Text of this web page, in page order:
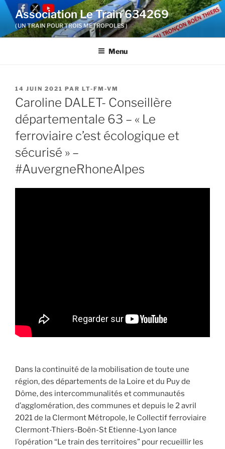
Aller
contenu
Association Le Train 634269
( UN TRAIN POUR TROIS METROPOLES )
Menu
PUBLIÉ
LE
14 JUIN 2021 PAR LT-FM-VM
Caroline DALET- Conseillère
départementale 63 – « Le
ferroviaire c’est écologique et
sécurisé » –
#AuvergneRhoneAlpes
Dans la continuité de la mobilisation de toute une
région, des départements de la Loire et du Puy de
Dôme, des intercommunalités et communautés
d’agglomération, des communes et depuis le 2 avril
2021 de la Clermont Métropole, le Collectif ferroviaire
Clermont-Thiers-Boën-St Etienne-Lyon lance
l’opération “Le train des territoires” pour recueillir les